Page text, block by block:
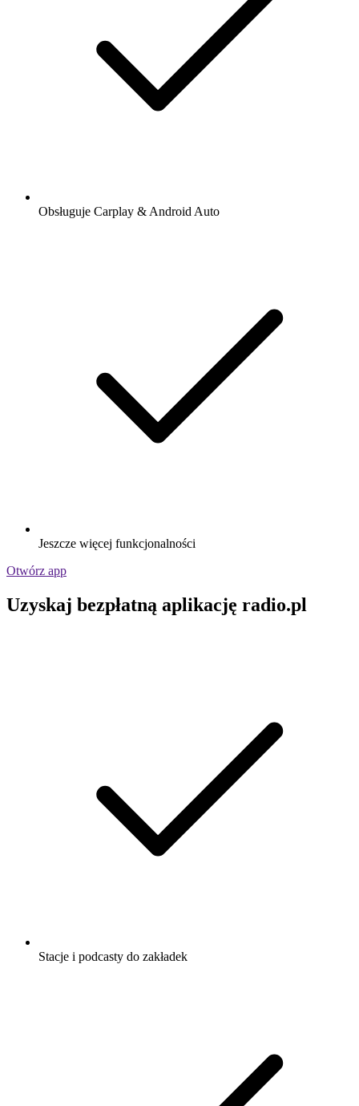
Obsługuje Carplay & Android Auto
Jeszcze więcej funkcjonalności
Otwórz app
Uzyskaj bezpłatną aplikację radio.pl
Stacje i podcasty do zakładek